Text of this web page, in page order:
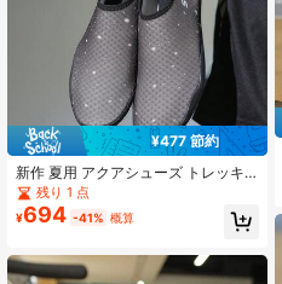
¥477 節約
新作 夏用 アクアシューズ トレッキ
ング、水泳、ウォータースポーツ、
アウトドア メンズ & レディース ビー
チシューズ、スポーツ、フィットネ
残り 1 点
¥694 -41% 概算